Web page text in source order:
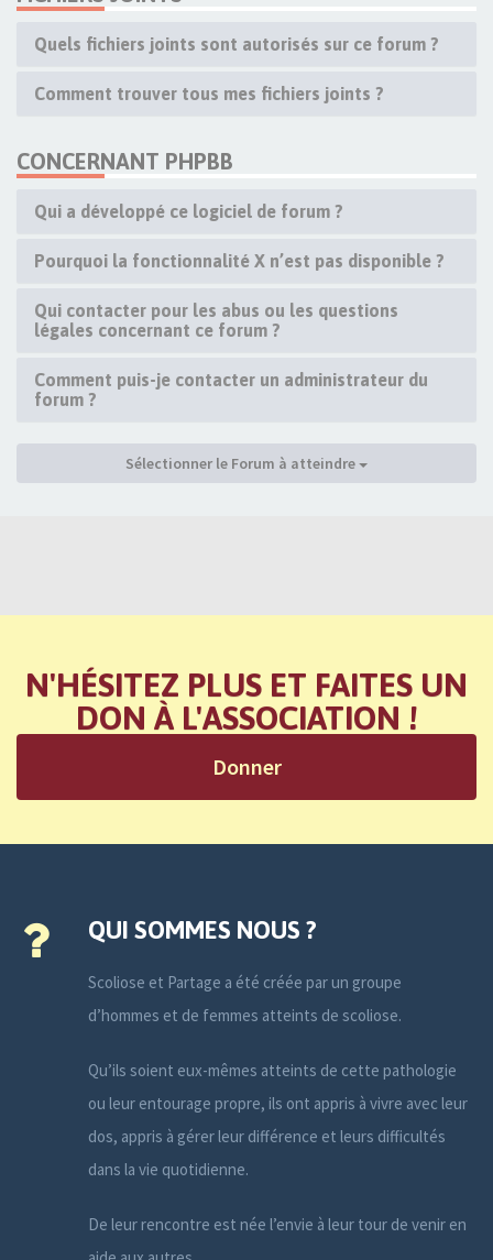
Quels fichiers joints sont autorisés sur ce forum ?
Comment trouver tous mes fichiers joints ?
CONCERNANT PHPBB
Qui a développé ce logiciel de forum ?
Pourquoi la fonctionnalité X n’est pas disponible ?
Qui contacter pour les abus ou les questions
légales concernant ce forum ?
Comment puis-je contacter un administrateur du
forum ?
Sélectionner le Forum à atteindre
N'HÉSITEZ PLUS ET FAITES UN
DON À L'ASSOCIATION !
Donner
QUI SOMMES NOUS ?
Scoliose et Partage a été créée par un groupe
d’hommes et de femmes atteints de scoliose.
Qu’ils soient eux-mêmes atteints de cette pathologie
ou leur entourage propre, ils ont appris à vivre avec leur
dos, appris à gérer leur différence et leurs difficultés
dans la vie quotidienne.
De leur rencontre est née l’envie à leur tour de venir en